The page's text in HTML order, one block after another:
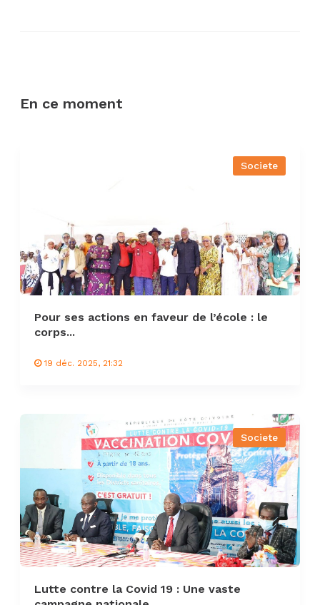
En ce moment
Societe
Pour ses actions en faveur de l’école : le
corps...
19 déc. 2025, 21:32
Societe
Lutte contre la Covid 19 : Une vaste